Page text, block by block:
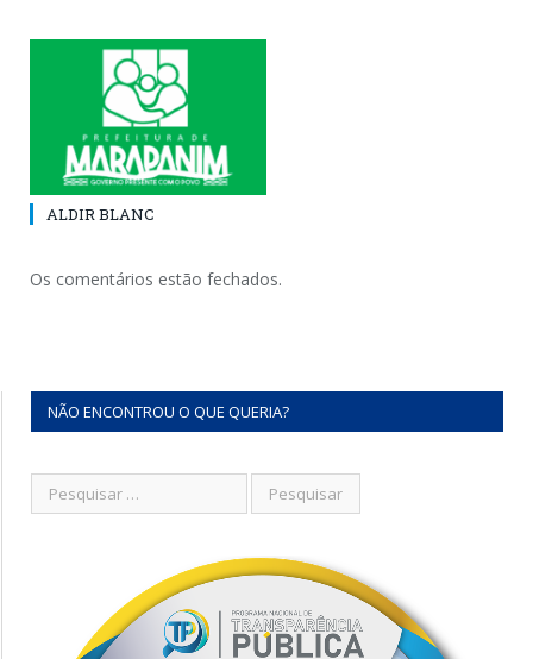
ALDIR BLANC
Os comentários estão fechados.
NÃO ENCONTROU O QUE QUERIA?